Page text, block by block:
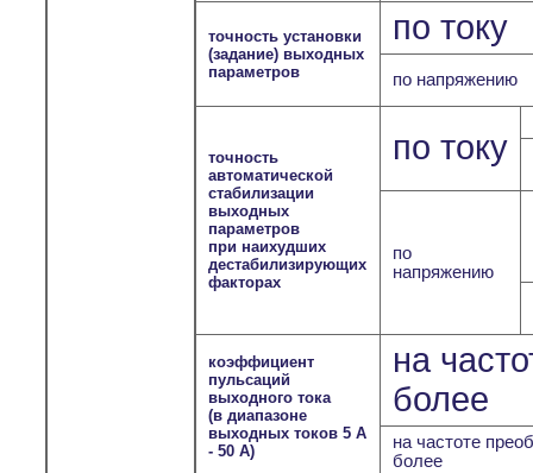
точность установки
(задание) выходных
параметров
по току
по напряжению
точность
автоматической
стабилизации
выходных
параметров
при наихудших
дестабилизирующих
факторах
по току
по
напряжению
коэффициент
пульсаций
выходного тока
(в диапазоне
выходных токов 5 А
- 50 А)
на
более
на частоте
более